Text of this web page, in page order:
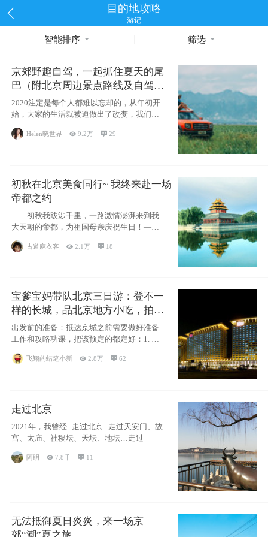
目的地攻略
游记
智能排序 筛选
京郊野趣自驾，一起抓住夏天的尾
巴（附北京周边景点路线及自驾攻
略）
2020注定是每个人都难以忘却的，从年初开
始，大家的生活就被迫做出了改变，我们也
不例外。本来双双辞职是为
Helen晓世界 9.2万 29
初秋在北京美食同行~ 我终来赴一场
帝都之约
初秋我跋涉千里，一路激情澎湃来到我
大天朝的帝都，为祖国母亲庆祝生日！——
古道麻衣客 2.1万  18
宝爹宝妈带队北京三日游：登不一
样的长城，品北京地方小吃，拍盘
古七星夜景！
出发前的准备：抵达京城之前需要做好准备
工作和攻略功课，把该预定的都定好：1. 酒
飞翔的蜡笔小新 2.8万 62
走过北京
2021年，我曾经--走过北京...走过天安门、故
宫、太庙、社稷坛、天坛、地坛…走过
阿眀 7.8千  11
无法抵御夏日炎炎，来一场京